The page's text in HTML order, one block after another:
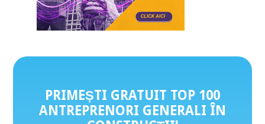
PRIMEȘTI GRATUIT TOP 100
ANTREPRENORI GENERALI ÎN